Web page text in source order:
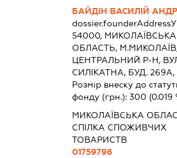
БАЙДІН ВАСИЛІЙ
dossier.founderAddress
54000, МИКОЛАЇВСЬКА
ОБЛАСТЬ,
ЦЕНТРАЛЬНИЙ Р-Н,
СИЛІКАТНА, БУД. 269А,
Розмір внеску до
фонду (грн.): 300 (0.019
МИКОЛАЇВСЬКА
СПІЛКА СПОЖИВЧИХ
ТОВАРИСТВ
01759796